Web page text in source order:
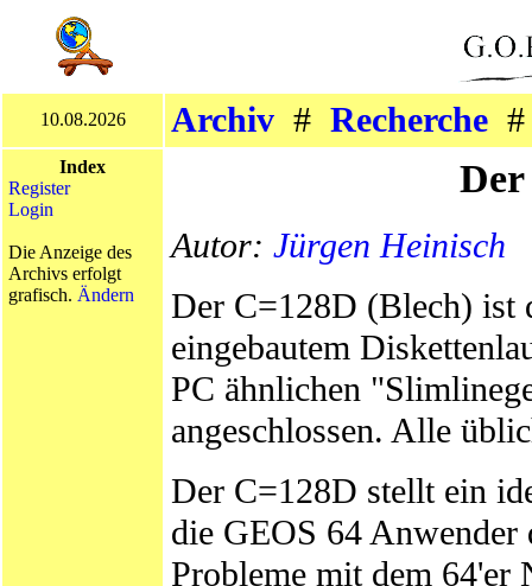
10.08.2026 Archiv # Recherche
Index
Register
Login
Die Anzeige des
Archivs erfolgt
grafisch. Ändern
Autor: Jürgen Heinisch
Der C=128D (Blech) ist
eingebautem
PC ähnlichen
angeschlossen. Alle
Der C=128D stellt ein
die GEOS 64
Probleme mit dem 64'er